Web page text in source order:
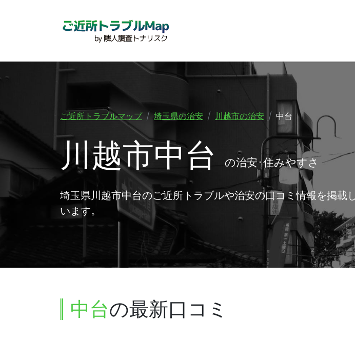
ご近所トラブルマップ 埼玉県の治安 川越市の治安 中台
川越市中台 の治安･住みやすさ
埼玉県川越市中台のご近所トラブルや治安の口コミ情報を掲
います。
中台の最新口コミ